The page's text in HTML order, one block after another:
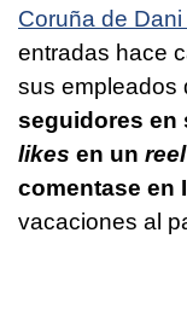
Coruña de
entradas hace
sus empleados
seguidores en
likes en un reel
comentase en
vacaciones al